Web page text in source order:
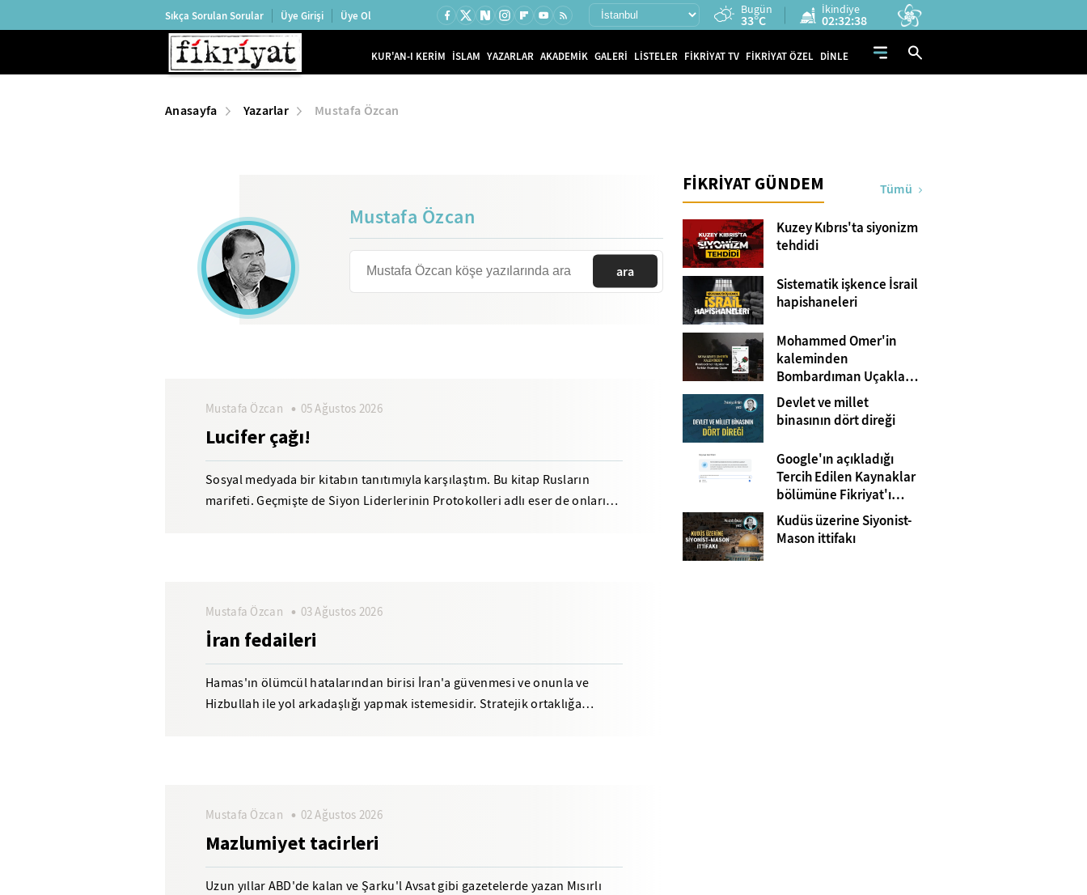
Sıkça Sorulan Sorular Üye Girişi Üye Ol Bugün
33°C
İkindiye
02:32:37
KUR'AN-I KERİM İSLAM YAZARLAR AKADEMİK GALERİ LİSTELER FİKRİYAT TV FİKRİYAT ÖZEL DİNLE
Anasayfa Yazarlar Mustafa Özcan
Mustafa Özcan
ara
Mustafa Özcan 05 Ağustos 2026
Lucifer çağı!
Sosyal medyada bir kitabın tanıtımıyla karşılaştım. Bu kitap Rusların
marifeti. Geçmişte de Siyon Liderlerinin Protokolleri adlı eser de onların
Mustafa Özcan 03 Ağustos 2026
İran fedaileri
Hamas'ın ölümcül hatalarından birisi İran'a güvenmesi ve onunla ve
Hizbullah ile yol arkadaşlığı yapmak istemesidir. Stratejik ortaklığa
Mustafa Özcan 02 Ağustos 2026
Mazlumiyet tacirleri
Uzun yıllar ABD'de kalan ve Şarku'l Avsat gibi gazetelerde yazan Mısırlı
FİKRİYAT GÜNDEM Tümü
Kuzey Kıbrıs'ta siyonizm
tehdidi
Sistematik işkence İsrail
hapishaneleri
Mohammed Omer'in
kaleminden
Bombardıman Uçakları
ve Tanklar Arasında
Gazze
Devlet ve millet
binasının dört direği
Google'ın açıkladığı
Tercih Edilen Kaynaklar
bölümüne Fikriyat'ı
eklemeyi unutmayın!
Kudüs üzerine Siyonist-
Mason ittifakı